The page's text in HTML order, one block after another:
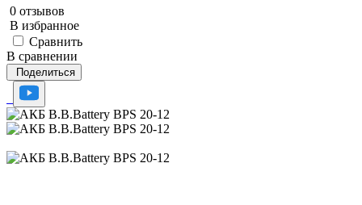
0 отзывов
В избранное
Сравнить
В сравнении
Поделиться